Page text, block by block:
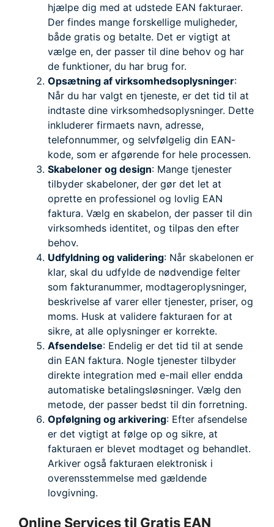
hjælpe dig med at udstede EAN fakturaer.
Der findes mange forskellige muligheder,
både gratis og betalte. Det er vigtigt at
vælge en, der passer til dine behov og har
de funktioner, du har brug for.
Opsætning af virksomhedsoplysninger:
Når du har valgt en tjeneste, er det tid til at
indtaste dine virksomhedsoplysninger. Dette
inkluderer firmaets navn, adresse,
telefonnummer, og selvfølgelig din EAN-
kode, som er afgørende for hele processen.
Skabeloner og design: Mange tjenester
tilbyder skabeloner, der gør det let at
oprette en professionel og lovlig EAN
faktura. Vælg en skabelon, der passer til din
virksomheds identitet, og tilpas den efter
behov.
Udfyldning og validering: Når skabelonen er
klar, skal du udfylde de nødvendige felter
som fakturanummer, modtageroplysninger,
beskrivelse af varer eller tjenester, priser, og
moms. Husk at validere fakturaen for at
sikre, at alle oplysninger er korrekte.
Afsendelse: Endelig er det tid til at sende
din EAN faktura. Nogle tjenester tilbyder
direkte integration med e-mail eller endda
automatiske betalingsløsninger. Vælg den
metode, der passer bedst til din forretning.
Opfølgning og arkivering: Efter afsendelse
er det vigtigt at følge op og sikre, at
fakturaen er blevet modtaget og behandlet.
Arkiver også fakturaen elektronisk i
overensstemmelse med gældende
lovgivning.
Online Services til Gratis EAN